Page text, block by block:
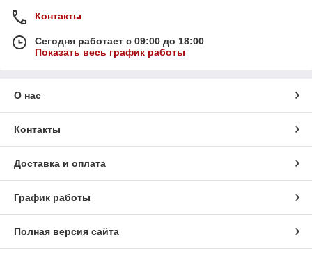
Контакты
Сегодня работает с 09:00 до 18:00
Показать весь график работы
О нас
Контакты
Доставка и оплата
График работы
Полная версия сайта